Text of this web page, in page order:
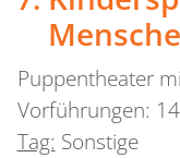
Puppentheater
Vorführungen:
Tag: Sonstige